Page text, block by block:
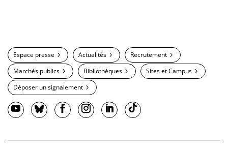
Espace presse Actualités
Recrutement
Marchés publics
Bibliothèques
Sites et Campus
Déposer un signalement